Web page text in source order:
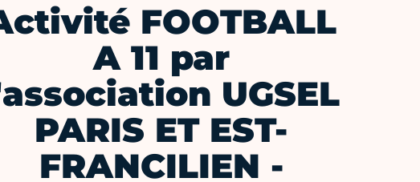
FOOTBALL
A 11 par
UGSEL
PARIS ET EST-
FRANCILIEN -